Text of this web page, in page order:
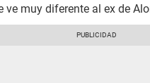
ve muy diferente al ex de